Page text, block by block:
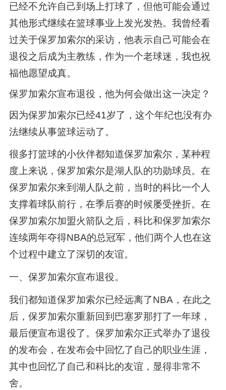
已经不允许自己到场上打球了，但他可能会通过
其他形式继续在篮球事业上发光发热。我曾经看
过关于保罗加索尔的采访，他表示自己可能会在
退役之后成为主教练，作为一个老球迷，我也祝
福他愿望成真。
保罗加索尔宣布退役，他为何会做出这一决定？
因为保罗加索尔已经41岁了，这个年纪也没有办
法继续从事篮球运动了。
很多打篮球的小伙伴都知道保罗加索尔，某种程
度上来说，保罗加索尔是湖人队的功勋球员。在
保罗加索尔来到湖人队之前，当时的科比一个人
支撑着球队前行，在季后赛的时候屡受挫折。在
保罗加索尔加盟火箭队之后，科比和保罗加索尔
连续两年夺得NBA的总冠军，他们两个人也在这
个过程中建立了深切的友谊。
一、保罗加索尔宣布退役。
我们都知道保罗加索尔已经远离了NBA，在此之
后，保罗加索尔重新回到巴塞罗那打了一年球，
最后便宣布退役了。保罗加索尔正式举办了退役
的发布会，在发布会中回忆了自己的职业生涯，
其中也回忆了自己和科比的友谊，显得非常不
舍。